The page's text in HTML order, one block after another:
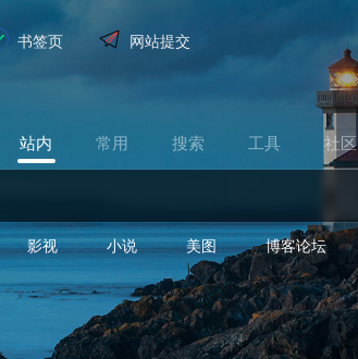
书签页 网站提交
站内 常用 搜索 工具 社区
影视 小说 美图 博客论坛